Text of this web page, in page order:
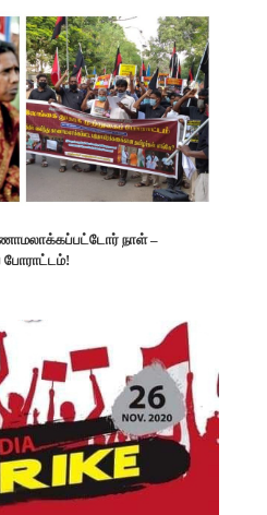
நாள் –
போராட்டம்!